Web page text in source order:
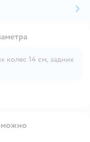
колес 14 см, задних
можно